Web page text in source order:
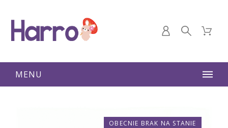
MENU
OBECNIE BRAK NA STANIE